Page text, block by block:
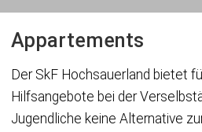
Appartements
Der SkF Hochsauerland bietet
Hilfsangebote bei der
Jugendliche keine Alternative